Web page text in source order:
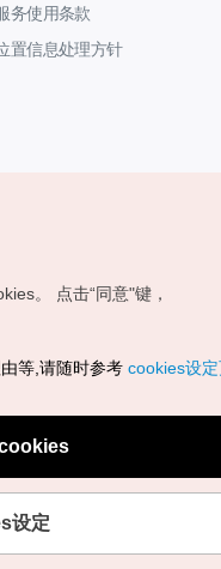
务使用条款
置信息处理方针
有
。
点击“同意"键，
等,请随时参考 cookies设
设定